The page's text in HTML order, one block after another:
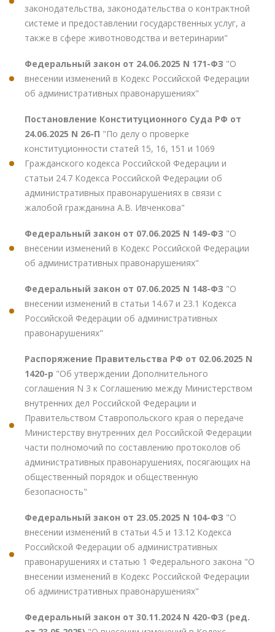
законодательства, законодательства о контрактной
системе и предоставлении государственных услуг, а
также в сфере животноводства и ветеринарии"
Федеральный закон от 24.06.2025 N 171-ФЗ "О
внесении изменений в Кодекс Российской Федерации
об административных правонарушениях"
Постановление Конституционного Суда РФ от
24.06.2025 N 26-П "По делу о проверке
конституционности статей 15, 16, 151 и 1069
Гражданского кодекса Российской Федерации и
статьи 24.7 Кодекса Российской Федерации об
административных правонарушениях в связи с
жалобой гражданина А.В. Ивченкова"
Федеральный закон от 07.06.2025 N 149-ФЗ "О
внесении изменений в Кодекс Российской Федерации
об административных правонарушениях"
Федеральный закон от 07.06.2025 N 148-ФЗ "О
внесении изменений в статьи 14.67 и 23.1 Кодекса
Российской Федерации об административных
правонарушениях"
Распоряжение Правительства РФ от 02.06.2025 N
1420-р "Об утверждении Дополнительного
соглашения N 3 к Соглашению между Министерством
внутренних дел Российской Федерации и
Правительством Ставропольского края о передаче
Министерству внутренних дел Российской Федерации
части полномочий по составлению протоколов об
административных правонарушениях, посягающих на
общественный порядок и общественную
безопасность"
Федеральный закон от 23.05.2025 N 104-ФЗ "О
внесении изменений в статьи 4.5 и 13.12 Кодекса
Российской Федерации об административных
правонарушениях и статью 1 Федерального закона "О
внесении изменений в Кодекс Российской Федерации
об административных правонарушениях"
Федеральный закон от 30.11.2024 N 420-ФЗ (ред.